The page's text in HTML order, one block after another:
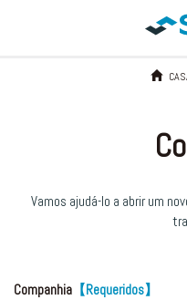
Vamos ajudá-lo a abrir um
Companhia 【Requeridos】